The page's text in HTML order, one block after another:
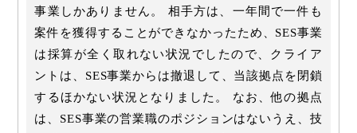
事業しかありません。 相手方は、一年間で一件も
案件を獲得することができなかったため、SES事業
は採算が全く取れない状況でしたので、クライア
ントは、SES事業からは撤退して、当該拠点を閉鎖
するほかない状況となりました。 なお、他の拠点
は、SES事業の営業職のポジションはないうえ、技